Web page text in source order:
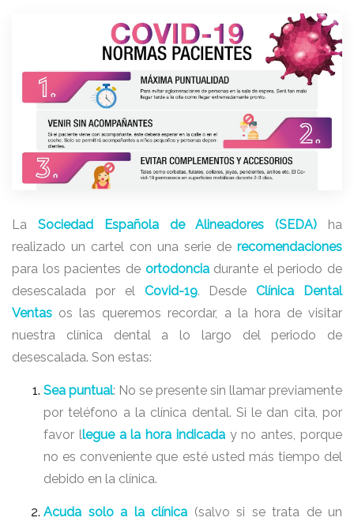
La Sociedad Española de Alineadores (SEDA) ha
realizado un cartel con una serie de recomendaciones
para los pacientes de ortodonciadurante el periodo de
desescalada por el Covid-19. DesdeClínica Dental
Ventas os las queremos recordar, a la hora de visitar
nuestra clínica dental a lo largo del periodo de
desescalada. Son estas:
Sea puntual: No se presente sin llamar previamente
por teléfono a la clínica dental. Si le dan cita, por
favor llegue a la hora indicaday no antes, porque
no es conveniente que esté usted más tiempo del
debido en la clínica.
Acuda solo a la clínica (salvo si se trata de un